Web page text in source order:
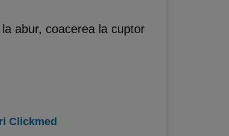
abur, coacerea la cuptor
Clickmed